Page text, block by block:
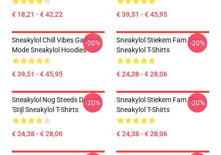
€ 18,21 - € 42,22 € 39,51 - € 45,95
Sneakylol Chill Vibes Gaming
Mode Sneakylol Hoodies
€ 39,51 - € 45,95
-20%
Sneakylol Stiekem Fam Tee
Sneakylol T-Shirts
€ 24,38 - € 28,06
-20%
Sneakylol Nog Steeds Dragen
'Stijl Sneakylol T-Shirts
€ 24,38 - € 28,06
-20%
Sneakylol Stiekem Fam Tee
Sneakylol T-Shirts
€ 24,38 - € 28,06
-20%